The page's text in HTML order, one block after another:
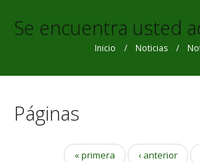
Se encuentra usted
Inicio / Noticias /
Páginas
« primera ‹ anterior